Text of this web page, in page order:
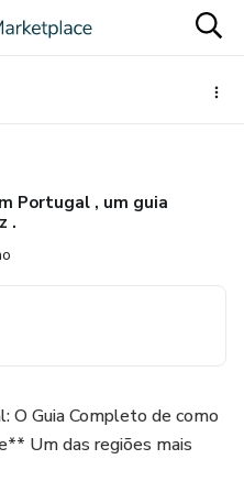
, um guia
.
O Guia Completo de como
Um das regiões mais